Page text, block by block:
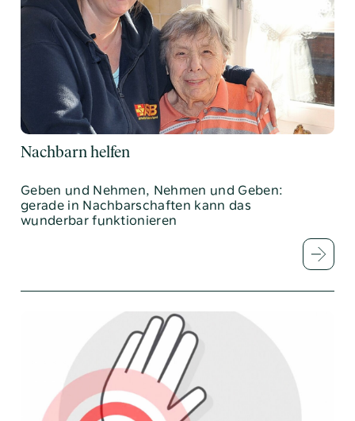
Nachbarn helfen
Geben und Nehmen, Nehmen und Geben:
gerade in Nachbarschaften kann das
wunderbar funktionieren